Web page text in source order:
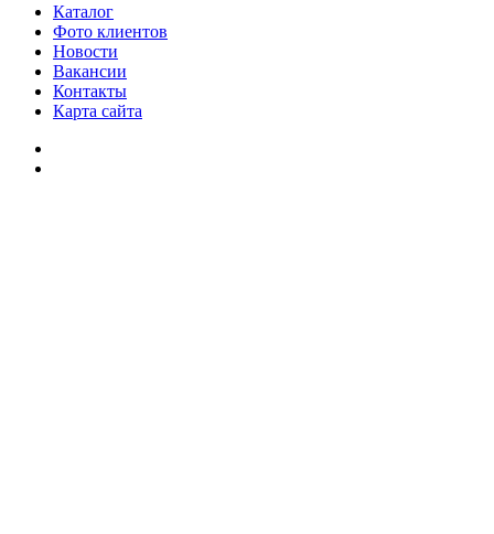
Каталог
Фото клиентов
Новости
Вакансии
Контакты
Карта сайта